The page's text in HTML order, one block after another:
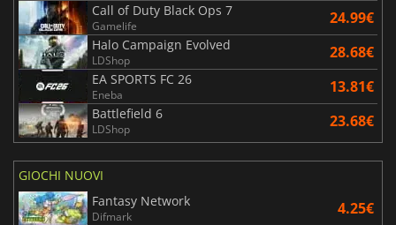
Call of Duty Black Ops 7
Gamelife 24.99€
Halo Campaign Evolved
LDShop 28.68€
EA SPORTS FC 26
Eneba 13.81€
Battlefield 6
LDShop 23.68€
GIOCHI NUOVI
Fantasy Network
Difmark 4.25€